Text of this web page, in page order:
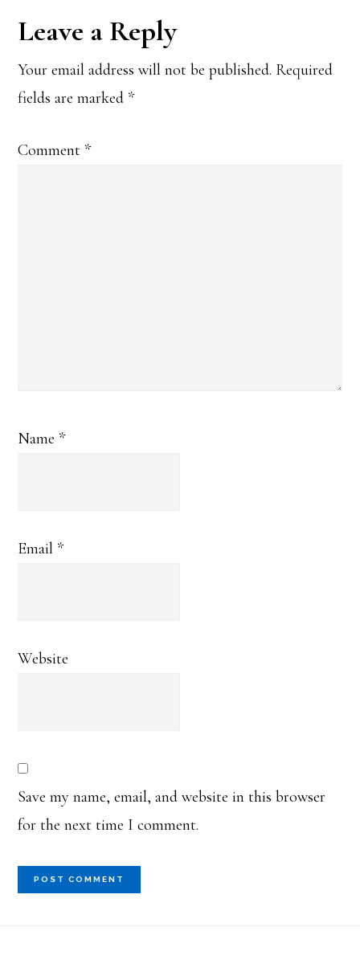
Reader
Interactions
Leave a Reply
Your email address will not be published. Required
fields are marked *
Comment *
Name *
Email *
Website
Save my name, email, and website in this browser
for the next time I comment.